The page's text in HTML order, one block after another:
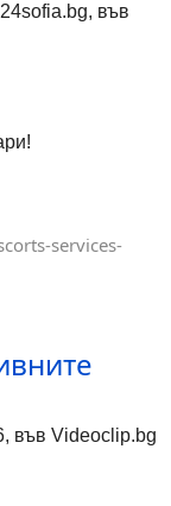
във
services-
във Videoclip.bg